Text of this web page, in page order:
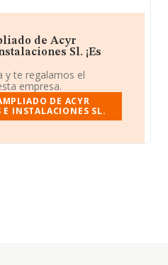
de Acyr
Sl. ¡Es
y te regalamos el
empresa.
DE ACYR
E INSTALACIONES SL.